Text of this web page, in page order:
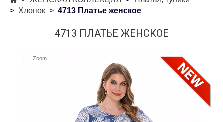
Хлопок
4713 Платье женское
4713 ПЛАТЬЕ ЖЕНСКОЕ
Zoom